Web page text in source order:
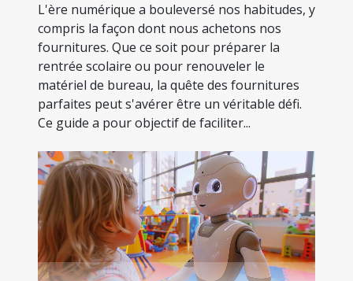
L'ère numérique a bouleversé nos habitudes, y
compris la façon dont nous achetons nos
fournitures. Que ce soit pour préparer la
rentrée scolaire ou pour renouveler le
matériel de bureau, la quête des fournitures
parfaites peut s'avérer être un véritable défi.
Ce guide a pour objectif de faciliter...